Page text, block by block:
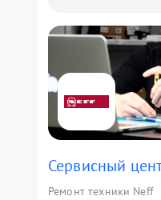
Сервисный
Ремонт техники Neff